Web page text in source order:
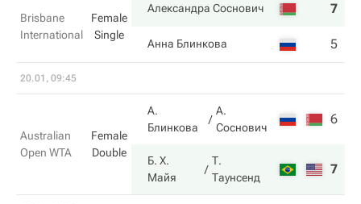
Brisbane
International
Female
Single
Александра Соснович 7
Анна Блинкова 5
20.01, 09:45
Australian
Open WTA
Female
Double
А.
Блинкова
А.
Соснович
6
Б. Х.
Майя
Т.
Таунсенд
7